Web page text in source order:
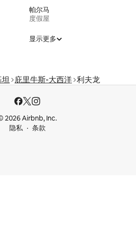
帕尔马
度假屋
显示更多
庇里牛斯-大西洋 利夫龙
2026 Airbnb, Inc.
隐私
条款